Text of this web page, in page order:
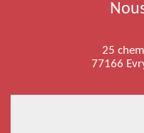
25
77166